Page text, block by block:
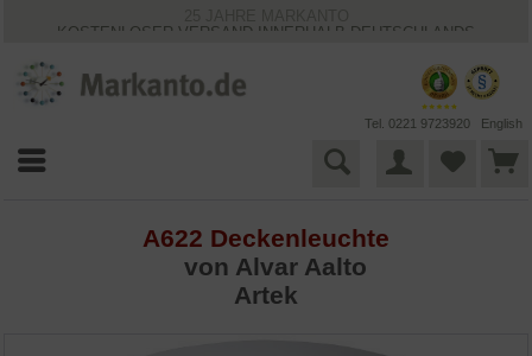
KOSTENLOSER VERSAND INNERHALB DEUTSCHLANDS
VIELFÄLTIGE ZAHLUNGSMÖGLICHKEITEN
BESTPRICE-GARANTIE
Tel. 0221 9723920 English
A622 Deckenleuchte
von Alvar Aalto
Artek